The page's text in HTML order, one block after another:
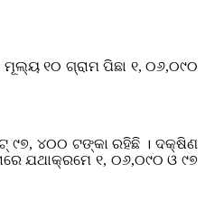
ମୂଲ୍ୟ ୧୦ ଗ୍ରାମ ପିଛା ୧, ୦୬,୦୯୦
୯୭, ୪୦୦ ଟଙ୍କା ରହିଛି । ଦକ୍ଷିଣ
ଯଥାକ୍ରମେ ୧, ୦୬,୦୯୦ ଓ ୯୭